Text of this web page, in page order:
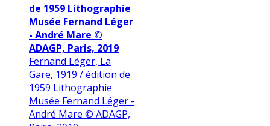
de 1959 Lithographie
Musée Fernand Léger
- André Mare ©
ADAGP, Paris, 2019
Fernand Léger, La
Gare, 1919 / édition de
1959 Lithographie
Musée Fernand Léger -
André Mare © ADAGP,